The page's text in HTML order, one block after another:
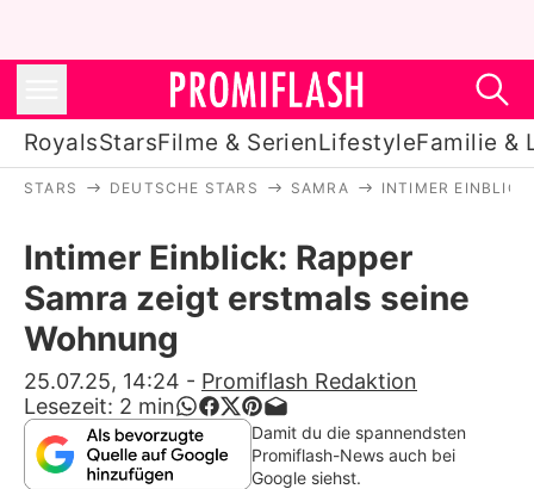
RoyalsStarsFilme & SerienLifestyleFamilie &
Stars
Filme & Serien
Lifestyle
Familie & Liebe
Promiflash Exklusiv
STARS DEUTSCHE STARS SAMRA INTIMER
Intimer Einblick: Rapper
Samra zeigt erstmals seine
Wohnung
25.07.25, 14:24 - Promiflash Redaktion
Lesezeit: 2 min
Damit du die spannendsten
Promiflash-News auch bei
Google siehst.